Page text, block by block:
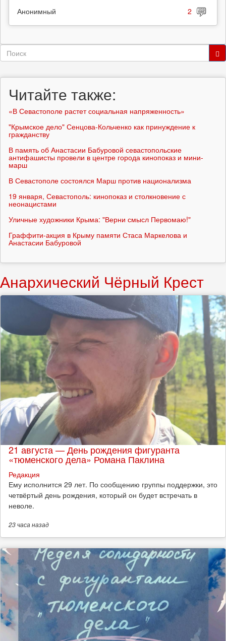
Анонимный 2
Форма
Читайте также:
«В Севастополе растет социальная напряженность»
"Крымское дело" Сенцова-Кольченко как принуждение к
гражданству
В память об Анастасии Бабуровой севастопольские
антифашисты провели в центре города кинопоказ и мини-
марш
В Севастополе состоялся Марш против национализма
19 января, Севастополь: кинопоказ и столкновение с
неонацистами
Уличные художники Крыма: "Верни смысл Первомаю!"
Граффити-акция в Крыму памяти Стаса Маркелова и
Анастасии Бабуровой
Анархический Чёрный Крест
21 августа — День рождения фигуранта
«тюменского дела» Романа Паклина
Редакция
Ему исполнится 29 лет. По сообщению группы поддержки, это
четвёртый день рождения, который он будет встречать в
неволе.
23 часаназад